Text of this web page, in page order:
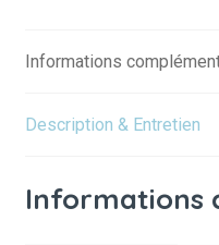
Informations
Description & Entretien
Informations